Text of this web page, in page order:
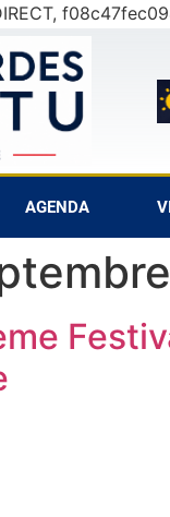
Août
AGENDA